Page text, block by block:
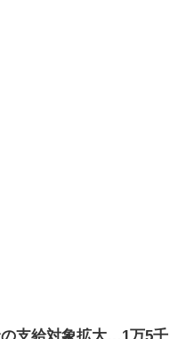
支給対象拡大…1万5千